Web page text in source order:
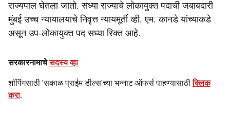
राज्यपाल घेतला जातो. सध्या राज्याचे लोकायुक्त पदाची जबाबदारी
मुंबई उच्च न्यायालयाचे निवृत्त न्यायमूर्ती व्ही. एम. कानडे यांच्याकडे
असून उप-लोकायुक्त पद सध्या रिक्त आहे.
सरकारनामाचेसदस्य व्हा
शॉपिंगसाठी 'सकाळ प्राईम डील्स'च्या भन्नाट ऑफर्स पाहण्यासाठीक्लिक
करा.